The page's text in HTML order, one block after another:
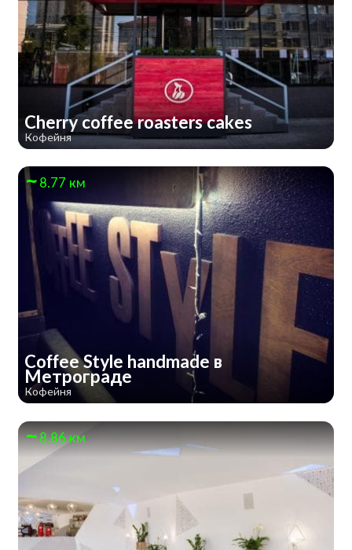
Cherry coffee roasters cakes
Кофейня
8.77 км
Coffee Style handmade в
Метрограде
Кофейня
8.86 км